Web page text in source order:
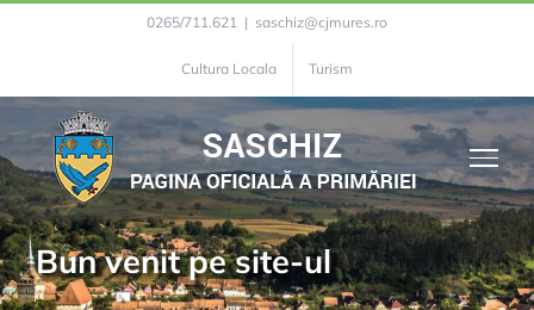
content
0265/711.621 | saschiz@cjmures.ro
Cultura Locala Turism
Bun venit pe site-ul